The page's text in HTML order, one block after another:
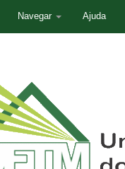
Navegar Ajuda